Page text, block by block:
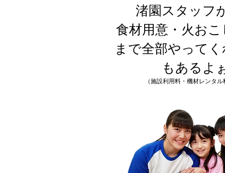
渚園スタッフ
食材用意・火お
まで全部やって
もあるよ
（施設利用料・機材レンタ